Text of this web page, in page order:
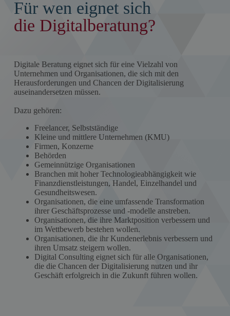
Für wen eignet sich
die Digitalberatung?
Digitale Beratung eignet sich für eine Vielzahl von
Unternehmen und Organisationen, die sich mit den
Herausforderungen und Chancen der Digitalisierung
auseinandersetzen müssen.
Dazu gehören:
Freelancer, Selbstständige
Kleine und mittlere Unternehmen (KMU)
Firmen, Konzerne
Behörden
Gemeinnützige Organisationen
Branchen mit hoher Technologieabhängigkeit wie
Finanzdienstleistungen, Handel, Einzelhandel und
Gesundheitswesen.
Organisationen, die eine umfassende Transformation
ihrer Geschäftsprozesse und -modelle anstreben.
Organisationen, die ihre Marktposition verbessern und
im Wettbewerb bestehen wollen.
Organisationen, die ihr Kundenerlebnis verbessern und
ihren Umsatz steigern wollen.
Digital Consulting eignet sich für alle Organisationen,
die die Chancen der Digitalisierung nutzen und ihr
Geschäft erfolgreich in die Zukunft führen wollen.